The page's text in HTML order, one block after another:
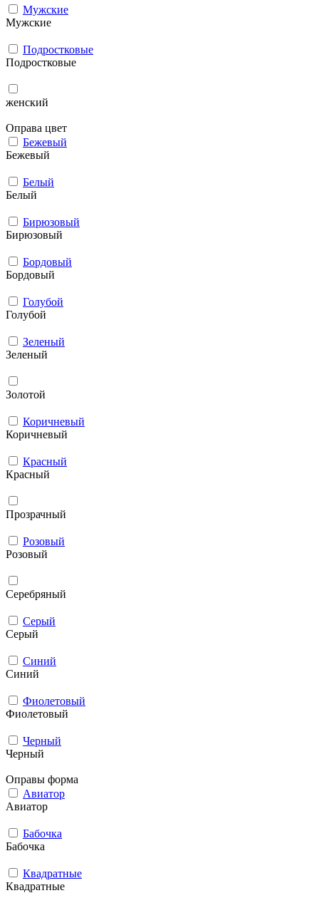
Мужcкие
Мужcкие
Подростковые
Подростковые
женский
Оправа цвет
Бежевый
Бежевый
Белый
Белый
Бирюзовый
Бирюзовый
Бордовый
Бордовый
Голубой
Голубой
Зеленый
Зеленый
Золотой
Коричневый
Коричневый
Красный
Красный
Прозрачный
Розовый
Розовый
Серебряный
Серый
Серый
Синий
Синий
Фиолетовый
Фиолетовый
Черный
Черный
Оправы форма
Авиатор
Авиатор
Бабочка
Бабочка
Квадратные
Квадратные